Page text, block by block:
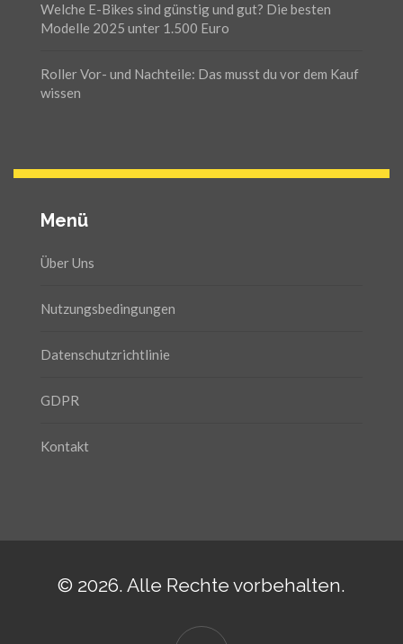
Welche E-Bikes sind günstig und gut? Die besten
Modelle 2025 unter 1.500 Euro
Roller Vor- und Nachteile: Das musst du vor dem Kauf
wissen
Menü
Über Uns
Nutzungsbedingungen
Datenschutzrichtlinie
GDPR
Kontakt
© 2026. Alle Rechte vorbehalten.